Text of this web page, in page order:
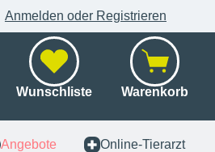
Anmelden oder Registrieren
Wunschliste Warenkorb
Angebote Online-Tierarzt